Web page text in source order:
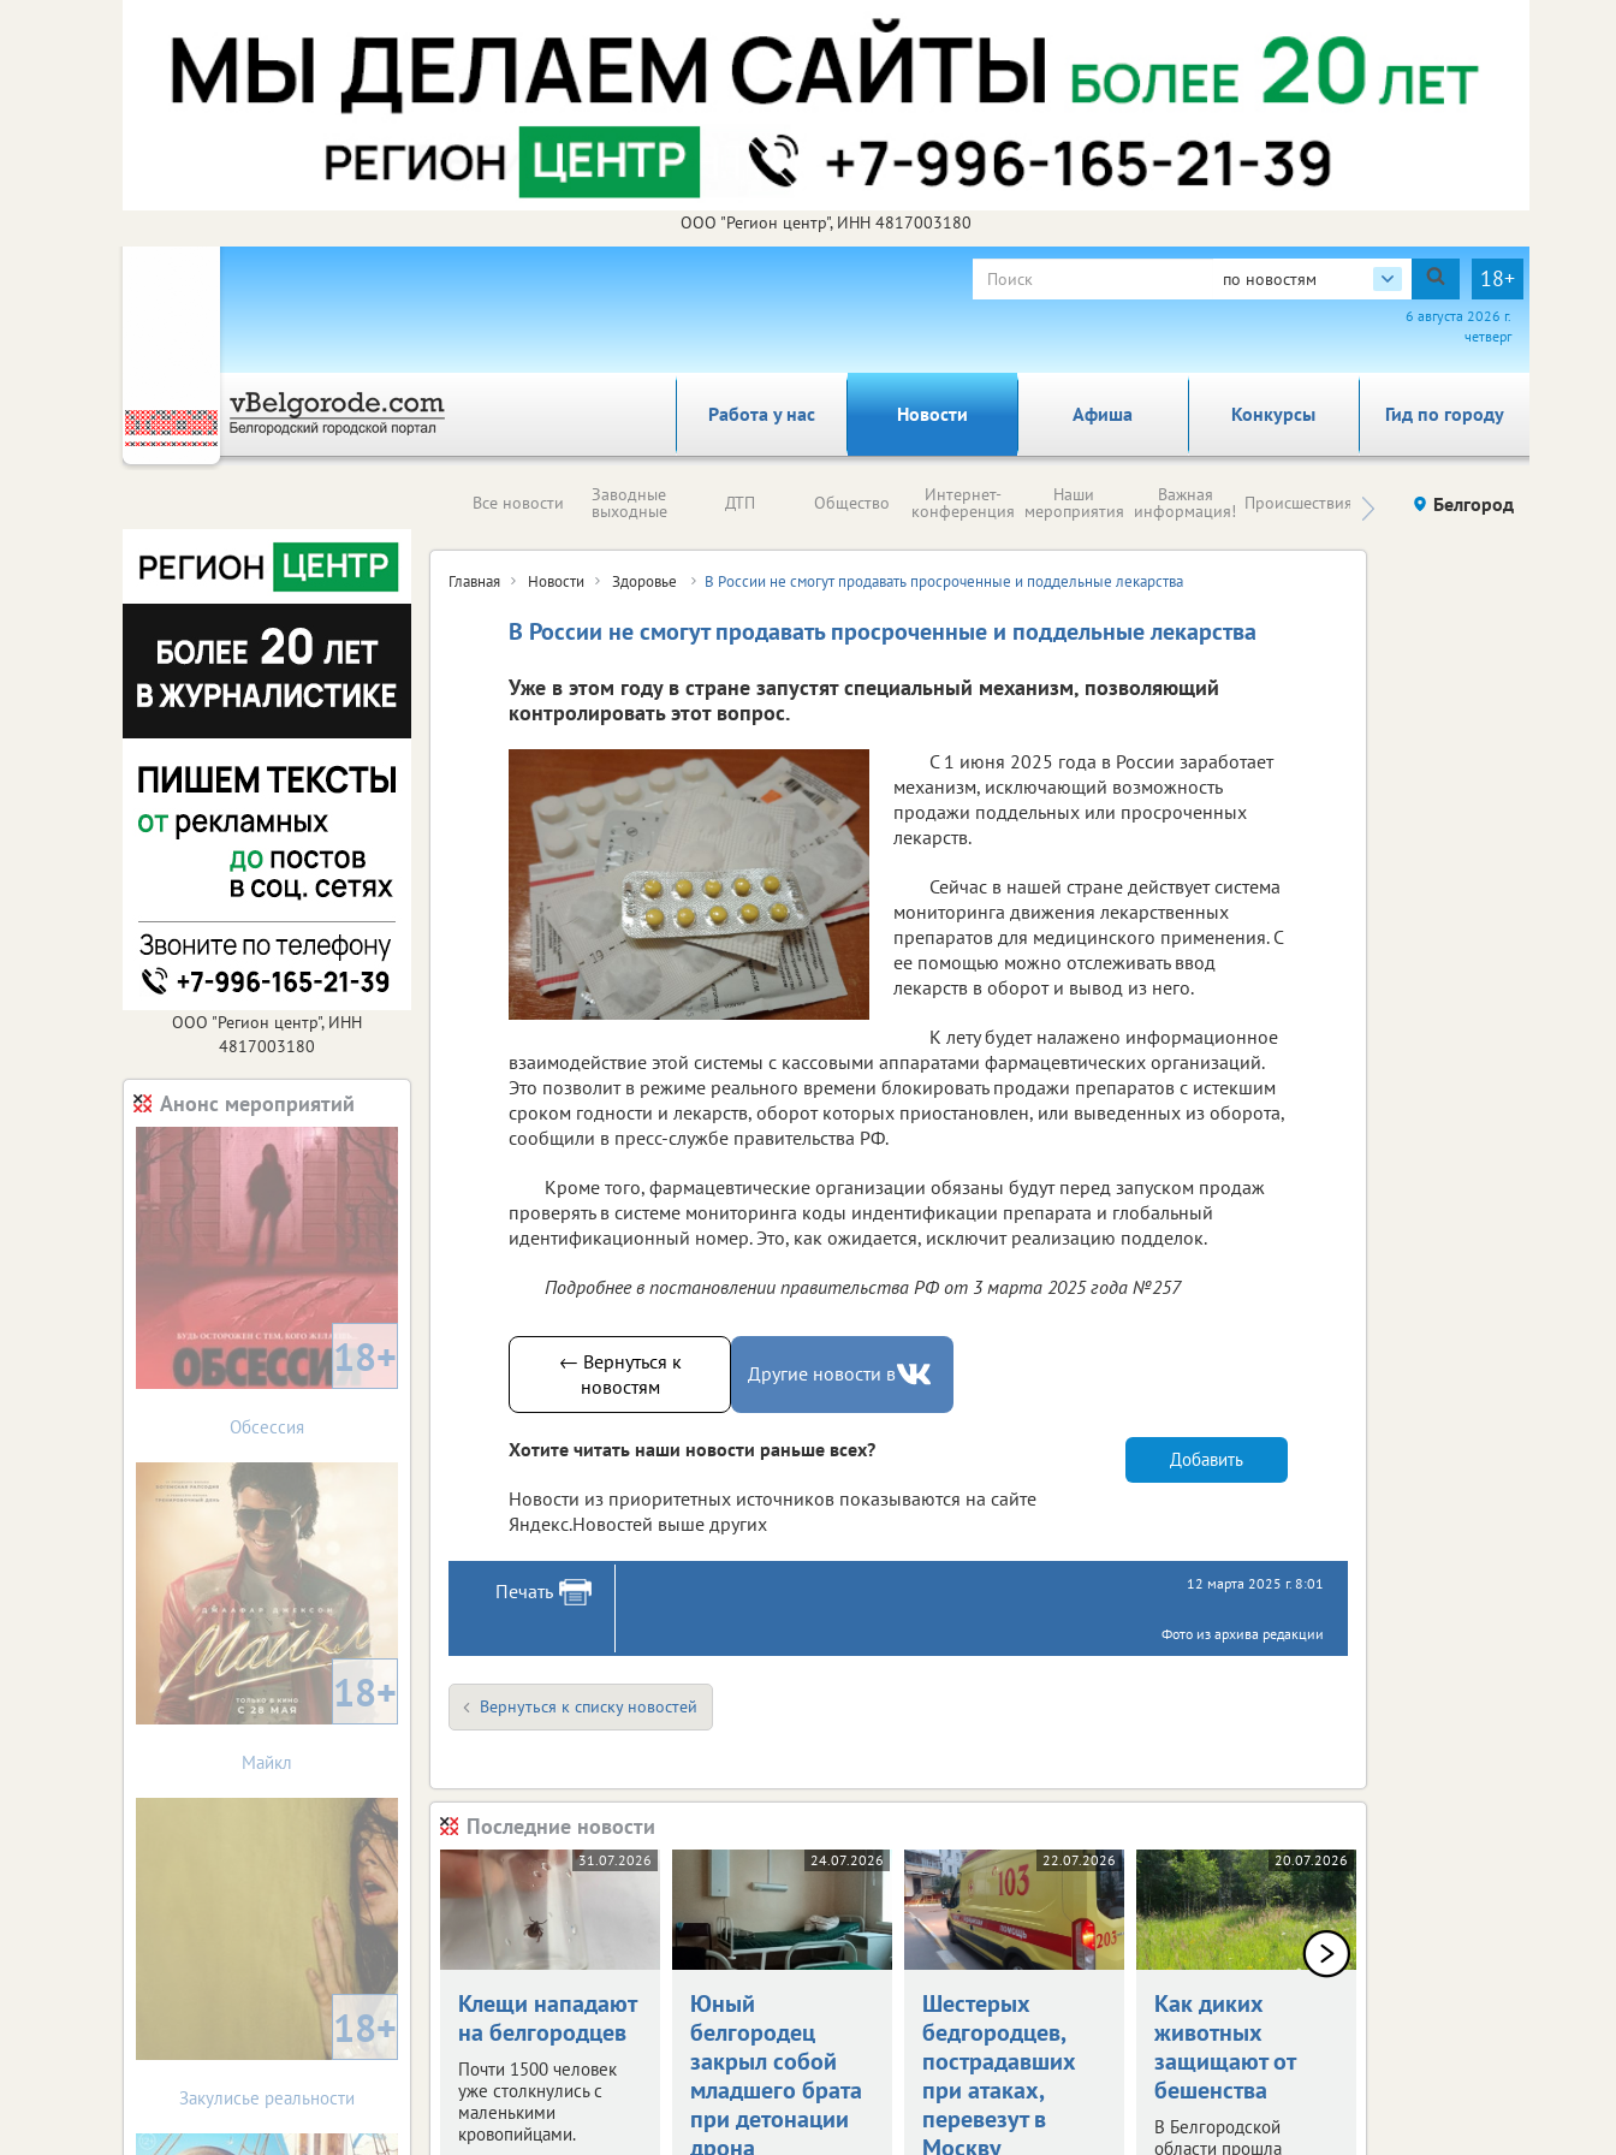
ООО "Регион центр", ИНН 4817003180
по новостям 18+
6 августа 2026 г.
четверг
Работа у нас Новости Афиша Гид по городу
Конкурсы
Все новости Заводные
выходные ДТП Общество Интернет-
конференция
Наши
мероприятия
Важная
информация! Происшествия Здоровье компаний (на
правах
Белгород
Главная Новости Здоровье В России не смогут продавать просроченные и поддельные лекарства
В России не смогут продавать просроченные и поддельные лекарства
Уже в этом году в стране запустят специальный механизм, позволяющий
контролировать этот вопрос.
С 1 июня 2025 года в России заработает
механизм, исключающий возможность
продажи поддельных или просроченных
лекарств.
Сейчас в нашей стране действует система
мониторинга движения лекарственных
препаратов для медицинского применения. С
ее помощью можно отслеживать ввод
лекарств в оборот и вывод из него.
К лету будет налажено информационное
взаимодействие этой системы с кассовыми аппаратами фармацевтических организаций.
Это позволит в режиме реального времени блокировать продажи препаратов с истекшим
сроком годности и лекарств, оборот которых приостановлен, или выведенных из оборота,
сообщили в пресс-службе правительства РФ.
Кроме того, фармацевтические организации обязаны будут перед запуском продаж
проверять в системе мониторинга коды индентификации препарата и глобальный
идентификационный номер. Это, как ожидается, исключит реализацию подделок.
Подробнее в постановлении правительства РФ от 3 марта 2025 года №257
← Вернуться к
новостям
Другие новости в
Хотите читать наши новости раньше всех?
Новости из приоритетных источников показываются на сайте
Яндекс.Новостей выше других
Добавить
Печать 12 марта 2025 г. 8:01
Фото из архива редакции
Вернуться к списку новостей
Последние новости
31.07.2026
Клещи нападают
на белгородцев
Почти 1500 человек
уже столкнулись с
маленькими
кровопийцами.
24.07.2026
Юный
белгородец
закрыл собой
младшего брата
при детонации
дрона
22.07.2026
Шестерых
бедгородцев,
пострадавших
при атаках,
перевезут в
Москву
20.07.2026
Как диких
животных
защищают от
бешенства
В Белгородской
области прошла
ООО "Регион центр", ИНН
4817003180
Анонс мероприятий
18+
Обсессия
18+
Майкл
18+
Закулисье реальности